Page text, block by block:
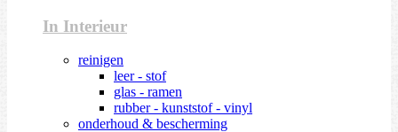
In Interieur
reinigen
leer - stof
glas - ramen
rubber - kunststof - vinyl
onderhoud & bescherming